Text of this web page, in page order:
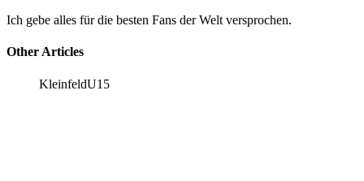
Ich gebe alles für die besten Fans der Welt versprochen.
Other Articles
KleinfeldU15